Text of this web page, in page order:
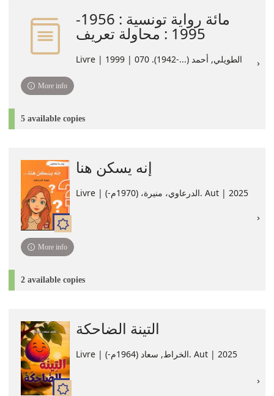
مائة رواية تونسية : 1956-
1995 : محاولة تعريف
Livre | الطويلي, أحمد (...-1942). 070 | 1999
More info
5 available copies
إنه يسكن هنا
Livre | الدرعاوي، منيرة، (1970م-). Aut | 2025
More info
2 available copies
التينة الضاحكة
Livre | الخراط, سعاد (1964م-). Aut | 2025